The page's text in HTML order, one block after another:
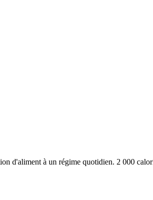
à un régime quotidien. 2 000